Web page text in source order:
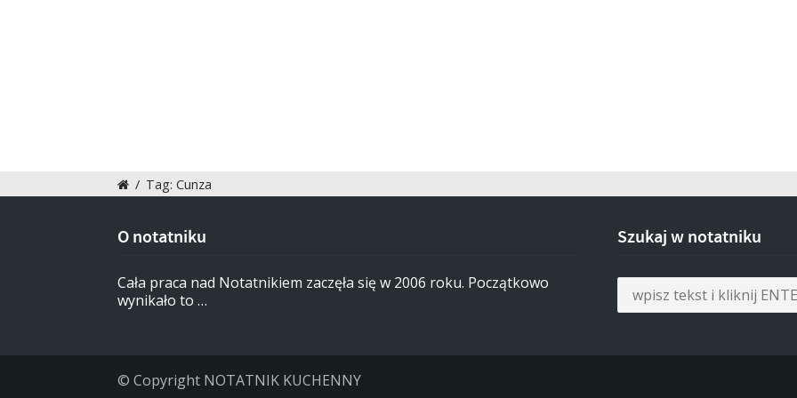
/ Tag: Cunza
O notatniku
Cała praca nad Notatnikiem zaczęła się w 2006 roku. Początkowo
wynikało to …
Szukaj w notatniku
© Copyright NOTATNIK KUCHENNY